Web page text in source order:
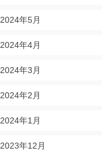
2024年5月
2024年4月
2024年3月
2024年2月
2024年1月
2023年12月